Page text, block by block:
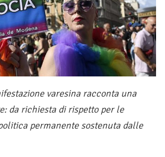
varesina racconta una
da richiesta di rispetto per le
permanente sostenuta dalle